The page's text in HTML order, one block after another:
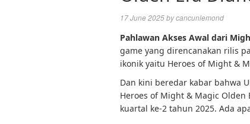
17 June 2025bycancunlemond
Pahlawan Akses Awal dari
game yang direncanakan rilis
ikonik yaitu Heroes of Might &
Dan kini beredar kabar bahwa
Heroes of Might & Magic
kuartal ke-2 tahun 2025. Ada